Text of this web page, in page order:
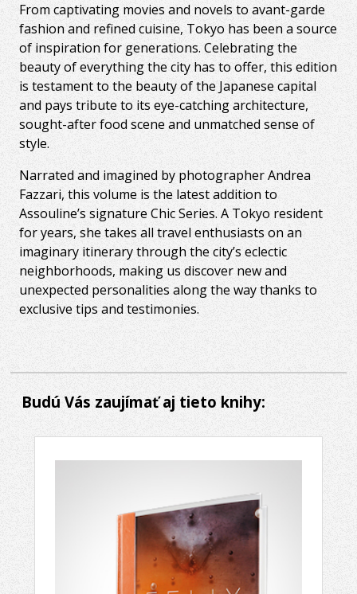
From captivating movies and novels to avant-garde
fashion and refined cuisine, Tokyo has been a source
of inspiration for generations. Celebrating the
beauty of everything the city has to offer, this edition
is testament to the beauty of the Japanese capital
and pays tribute to its eye-catching architecture,
sought-after food scene and unmatched sense of
style.
Narrated and imagined by photographer Andrea
Fazzari, this volume is the latest addition to
Assouline’s signature Chic Series. A Tokyo resident
for years, she takes all travel enthusiasts on an
imaginary itinerary through the city’s eclectic
neighborhoods, making us discover new and
unexpected personalities along the way thanks to
exclusive tips and testimonies.
Budú Vás zaujímať aj tieto knihy: